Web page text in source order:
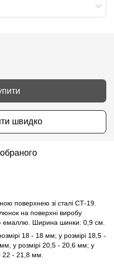
швидко
поверхнею зі сталі СТ-19.
на поверхні виробу
емаллю. Ширина шинки: 0,9 см.
18 - 18 мм; у розмірі 18,5 -
у розмірі 20,5 - 20,6 мм; у
22 - 21,8 мм.